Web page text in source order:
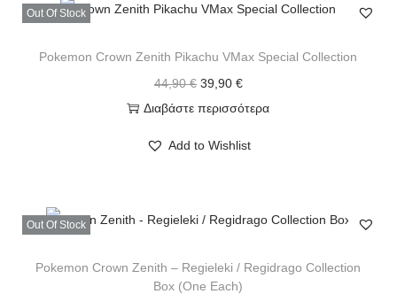
Out Of Stock
Pokemon Crown Zenith Pikachu VMax Special Collection
44,90€ 39,90 €
Διαβάστε περισσότερα
Add to Wishlist
Out Of Stock
Pokemon Crown Zenith – Regieleki / Regidrago Collection
Box (One Each)